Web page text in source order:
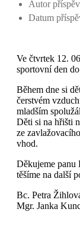
Autor
Datum
Ve čtvrtek 12.
sportovní den
Během dne si
čerstvém
mladším
Děti si na hřišti
ze
vhod.
Děkujeme panu
těšíme na další
Bc. Petra
Mgr. Janka